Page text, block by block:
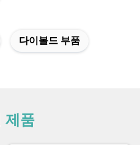
다이볼드 부품
제품